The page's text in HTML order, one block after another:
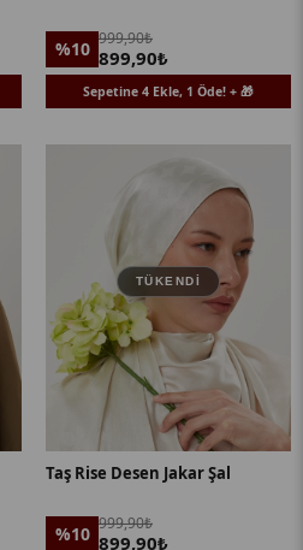
%10 999,90₺
899,90₺
Sepetine 4 Ekle, 1 Öde! + 🎁
TÜKENDI
Taş Rise Desen Jakar Şal
%10 999,90₺
899,90₺